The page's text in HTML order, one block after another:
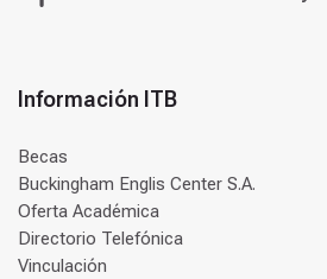
Información ITB
Becas
Buckingham Englis Center S.A.
Oferta Académica
Directorio Telefónica
Vinculación